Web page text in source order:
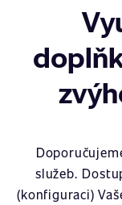
služeb.
(konfiguraci)